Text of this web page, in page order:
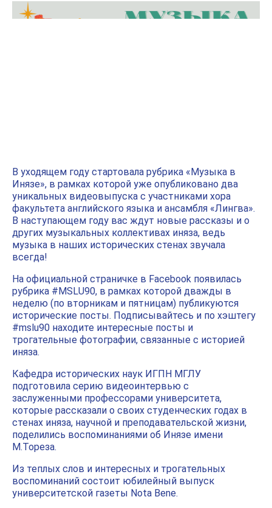
В уходящем году стартовала рубрика «Музыка в
Инязе», в рамках которой уже опубликовано два
уникальных видеовыпуска с участниками хора
факультета английского языка и ансамбля «Лингва».
В наступающем году вас ждут новые рассказы и о
других музыкальных коллективах иняза, ведь
музыка в наших исторических стенах звучала
всегда!
На официальной страничке в Facebook появилась
рубрика #MSLU90, в рамках которой дважды в
неделю (по вторникам и пятницам) публикуются
исторические посты. Подписывайтесь и по хэштегу
#mslu90 находите интересные посты и
трогательные фотографии, связанные с историей
иняза.
Кафедра исторических наук ИГПН МГЛУ
подготовила серию видеоинтервью с
заслуженными профессорами университета,
которые рассказали о своих студенческих годах в
стенах иняза, научной и преподавательской жизни,
поделились воспоминаниями об Инязе имени
М.Тореза.
Из теплых слов и интересных и трогательных
воспоминаний состоит юбилейный выпуск
университетской газеты Nota Bene.